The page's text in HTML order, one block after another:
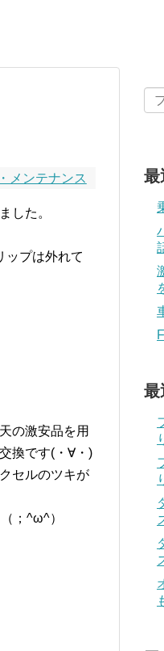
メンテナンス
した。
ップは外れて
の激安品を用
換です(・∀・)
セルのツキが
；^ω^）
最
最